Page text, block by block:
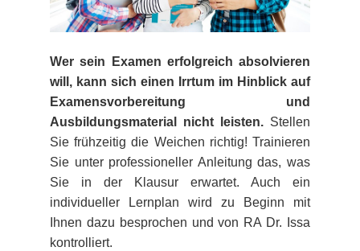
Wer sein Examen erfolgreich absolvieren
will, kann sich einen Irrtum im Hinblick auf
Examensvorbereitung und
Ausbildungsmaterial nicht leisten. Stellen
Sie frühzeitig die Weichen richtig! Trainieren
Sie unter professioneller Anleitung das, was
Sie in der Klausur erwartet. Auch ein
individueller Lernplan wird zu Beginn mit
Ihnen dazu besprochen und von RA Dr. Issa
kontrolliert.
Frankfurt/Main
Frankfurt/O.
Freiburg
Gießen
Greifswald
Göttingen